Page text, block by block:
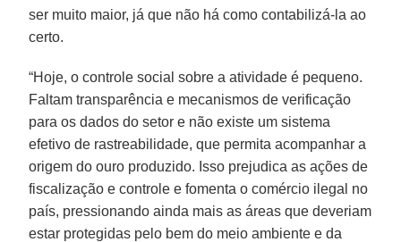
ser muito maior, já que não há como contabilizá-la ao
certo.
“Hoje, o controle social sobre a atividade é pequeno.
Faltam transparência e mecanismos de verificação
para os dados do setor e não existe um sistema
efetivo de rastreabilidade, que permita acompanhar a
origem do ouro produzido. Isso prejudica as ações de
fiscalização e controle e fomenta o comércio ilegal no
país, pressionando ainda mais as áreas que deveriam
estar protegidas pelo bem do meio ambiente e da